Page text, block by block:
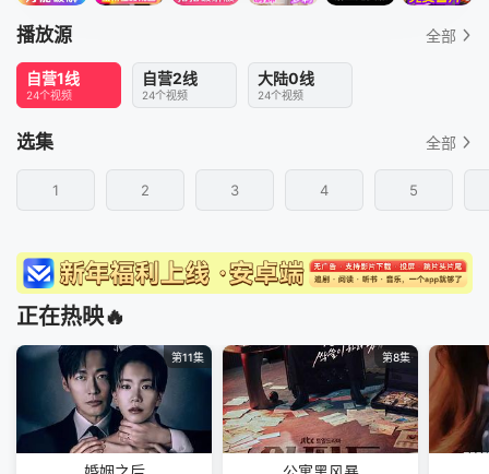
播放源 全部
自营1线
24个视频
自营2线
24个视频
大陆0线
24个视频
选集 全部
1 2 3 4 5
正在热映🔥
第11集 第8集